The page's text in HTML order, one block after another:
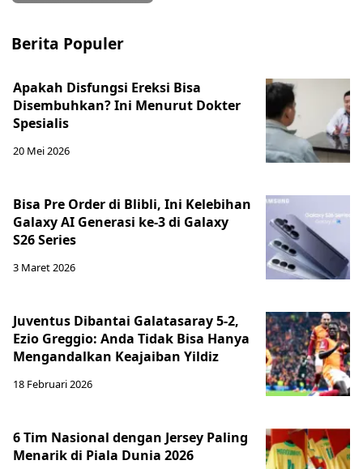
Berita Populer
Apakah Disfungsi Ereksi Bisa
Disembuhkan? Ini Menurut Dokter
Spesialis
20 Mei 2026
Bisa Pre Order di Blibli, Ini Kelebihan
Galaxy AI Generasi ke-3 di Galaxy
S26 Series
3 Maret 2026
Juventus Dibantai Galatasaray 5-2,
Ezio Greggio: Anda Tidak Bisa Hanya
Mengandalkan Keajaiban Yildiz
18 Februari 2026
6 Tim Nasional dengan Jersey Paling
Menarik di Piala Dunia 2026